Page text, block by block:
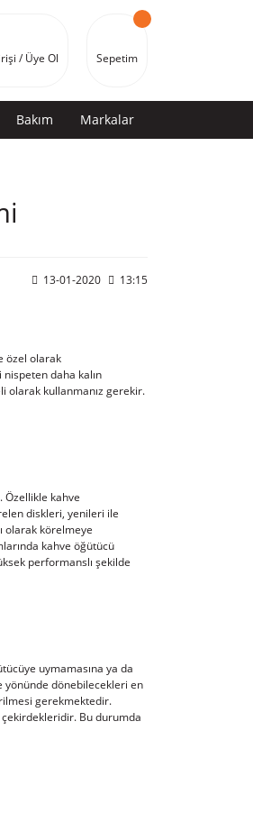
/ Üye Ol Sepetim
Bakım Markalar
13-01-2020 13:15
özel olarak
daha kalın
olarak kullanmanız gerekir.
Özellikle kahve
diskleri, yenileri ile
olarak körelmeye
kahve öğütücü
performanslı şekilde
uymamasına ya da
yönünde dönebilecekleri en
gerekmektedir.
çekirdekleridir. Bu durumda